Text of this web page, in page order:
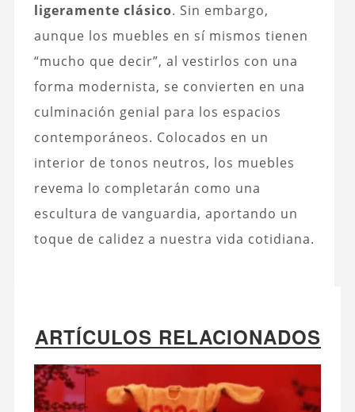
ligeramente clásico. Sin embargo,
aunque los muebles en sí mismos tienen
“mucho que decir”, al vestirlos con una
forma modernista, se convierten en una
culminación genial para los espacios
contemporáneos. Colocados en un
interior de tonos neutros, los muebles
revema lo completarán como una
escultura de vanguardia, aportando un
toque de calidez a nuestra vida cotidiana.
ARTÍCULOS RELACIONADOS